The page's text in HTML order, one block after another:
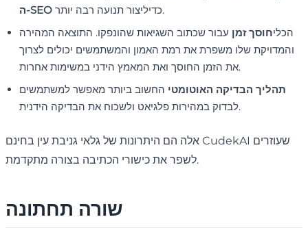
ה-SEO
כדיליצור תנועה רבה יותר.
הכליחוסך זמן עבור שכתוב השגיאות שהונפקו. התוצאה המהירה
והמדויקת שלו משפרת את רמת האמון והמשתמשים יכולים לצרוך
את הזמן החוסך ואת המאמץ הידני במשימות אחרות.
תהליך הבדיקה האוטומטי החשוב ביותר מאפשר למשתמשים
לבדוק במהירות פלגיאט ולשכוח את הבדיקה הידנית.
אלה הם היתרונות של גלאי גניבת עין בחינם CudekAI שעוזרים
לשפר את כישורי הכתיבה בצורה מתקדמת.
שורה תחתונה